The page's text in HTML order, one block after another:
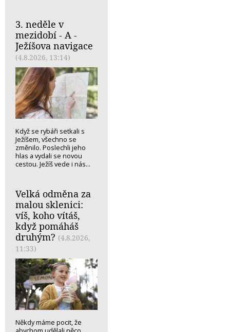
3. neděle v
mezidobí - A -
Ježíšova navigace
(4.8.2026, 13:14)
Když se rybáři setkali s
Ježíšem, všechno se
změnilo. Poslechli jeho
hlas a vydali se novou
cestou. Ježíš vede i nás...
Velká odměna za
malou sklenici:
víš, koho vítáš,
když pomáháš
druhým? (4.8.2026,
11:33)
Někdy máme pocit, že